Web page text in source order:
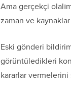
Ama gerçekçi
zaman ve
Eski gönderi
görüntüledikleri
kararlar